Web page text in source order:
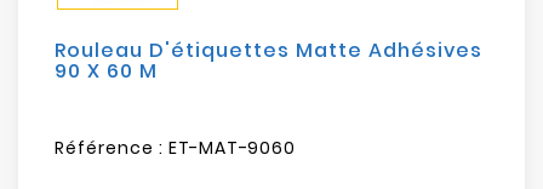
Rouleau D'étiquettes Matte Adhésives
90 X 60 M
Référence : ET-MAT-9060